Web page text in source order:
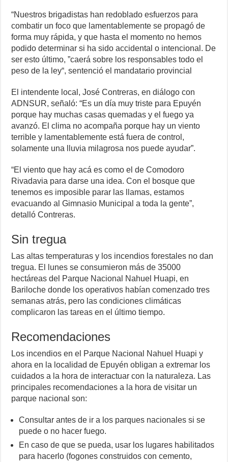
“Nuestros brigadistas han redoblado esfuerzos para
combatir un foco que lamentablemente se propagó de
forma muy rápida, y que hasta el momento no hemos
podido determinar si ha sido accidental o intencional. De
ser esto último, ”caerá sobre los responsables todo el
peso de la ley“, sentenció el mandatario provincial
El intendente local, José Contreras, en diálogo con
ADNSUR, señaló: “Es un día muy triste para Epuyén
porque hay muchas casas quemadas y el fuego ya
avanzó. El clima no acompaña porque hay un viento
terrible y lamentablemente está fuera de control,
solamente una lluvia milagrosa nos puede ayudar”.
“El viento que hay acá es como el de Comodoro
Rivadavia para darse una idea. Con el bosque que
tenemos es imposible parar las llamas, estamos
evacuando al Gimnasio Municipal a toda la gente”,
detalló Contreras.
Sin tregua
Las altas temperaturas y los incendios forestales no dan
tregua. El lunes se consumieron más de 35000
hectáreas del Parque Nacional Nahuel Huapi, en
Bariloche donde los operativos habían comenzado tres
semanas atrás, pero las condiciones climáticas
complicaron las tareas en el último tiempo.
Recomendaciones
Los incendios en el Parque Nacional Nahuel Huapi y
ahora en la localidad de Epuyén obligan a extremar los
cuidados a la hora de interactuar con la naturaleza. Las
principales recomendaciones a la hora de visitar un
parque nacional son:
Consultar antes de ir a los parques nacionales si se
puede o no hacer fuego.
En caso de que se pueda, usar los lugares habilitados
para hacerlo (fogones construidos con cemento,